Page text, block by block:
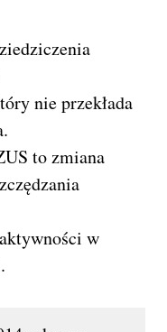
nie przekłada
to zmiana
w